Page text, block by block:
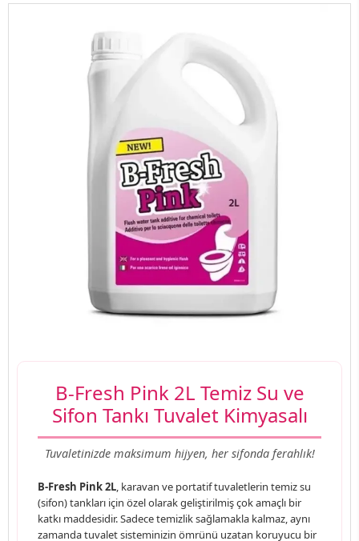
B-Fresh Pink 2L Temiz Su ve
Sifon Tankı Tuvalet Kimyasalı
Tuvaletinizde maksimum hijyen, her sifonda ferahlık!
B-Fresh Pink 2L, karavan ve portatif tuvaletlerin temiz su
(sifon) tankları için özel olarak geliştirilmiş çok amaçlı bir
katkı maddesidir. Sadece temizlik sağlamakla kalmaz, aynı
zamanda tuvalet sisteminizin ömrünü uzatan koruyucu bir